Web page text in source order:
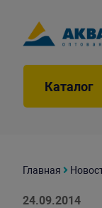
Каталог
Главная
24.09.2014